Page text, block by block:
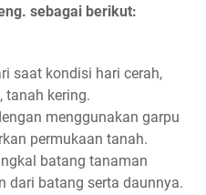
sebagai berikut:
saat kondisi hari cerah,
tanah kering.
menggunakan garpu
permukaan tanah.
batang tanaman
dari batang serta daunnya.